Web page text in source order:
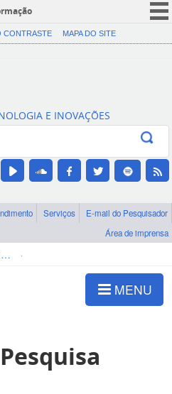
CORONAVÍRUS (COVID-19)
Canais
CONTRASTE MAPA DO SITE
E INOVAÇÕES
Serviços
E-mail do Pesquisador
Área de imprensa
Bolsas e Auxílios Vigentes
MENU